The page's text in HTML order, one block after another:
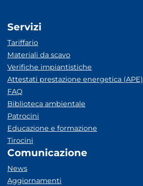
Servizi
Tariffario
Materiali da scavo
Verifiche impiantistiche
Attestati prestazione energetica (APE)
FAQ
Biblioteca ambientale
Patrocini
Educazione e formazione
Tirocini
Comunicazione
News
Aggiornamenti